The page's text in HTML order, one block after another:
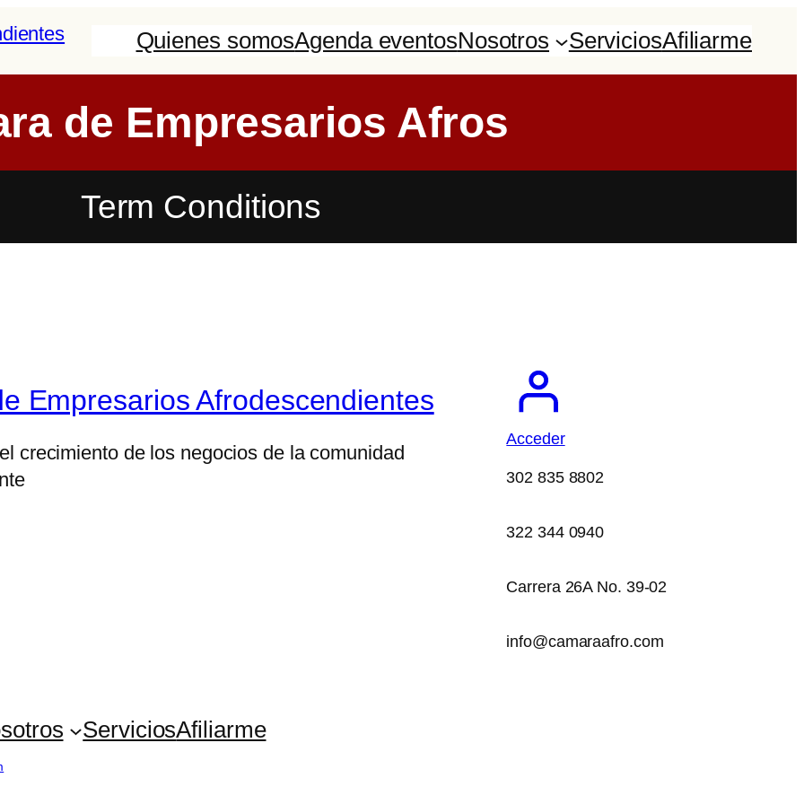
Quienes somosAgenda eventosNosotros ServiciosAfiliarme
de Empresarios Afros
Term Conditions
Empresarios Afrodescendientes
crecimiento de los negocios de la comunidad
Acceder
302 835 8802
322 344 0940
Carrera 26A No. 39-02
info@camaraafro.com
ServiciosAfiliarme